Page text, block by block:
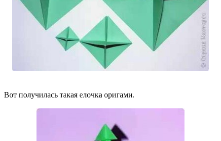
Вот получилась такая елочка оригами.